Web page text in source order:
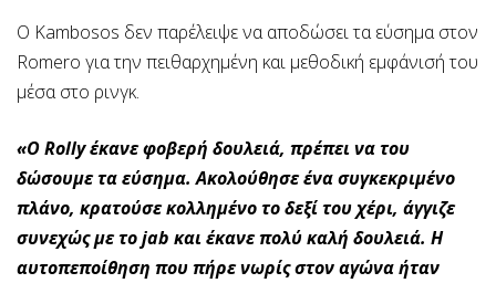
Ο Kambosos δεν παρέλειψε να αποδώσει τα εύσημα στον
Romero για την πειθαρχημένη και μεθοδική εμφάνισή του
μέσα στο ρινγκ.
«Ο Rolly έκανε φοβερή δουλειά, πρέπει να του
δώσουμε τα εύσημα. Ακολούθησε ένα συγκεκριμένο
πλάνο, κρατούσε κολλημένο το δεξί του χέρι, άγγιζε
συνεχώς με το jab και έκανε πολύ καλή δουλειά. Η
αυτοπεποίθηση που πήρε νωρίς στον αγώνα ήταν